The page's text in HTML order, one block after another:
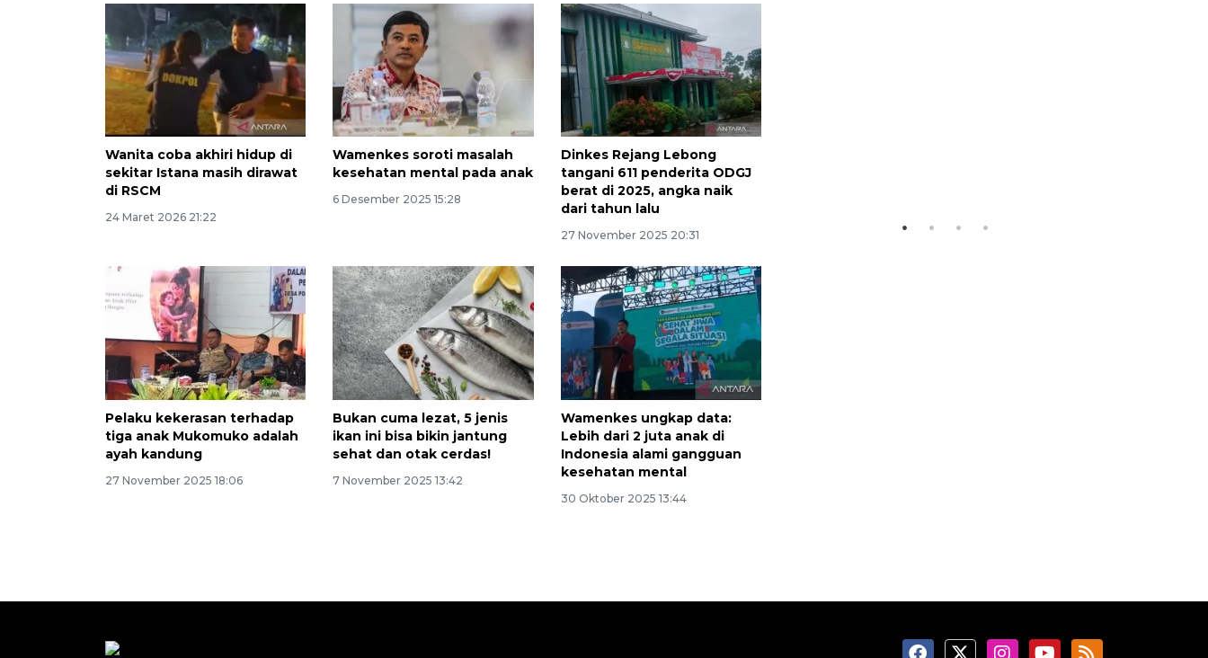
Wanita coba akhiri hidup di
sekitar Istana masih dirawat
di RSCM
24 Maret 2026 21:22
Wamenkes soroti masalah
kesehatan mental pada anak
6 Desember 2025 15:28
Dinkes Rejang Lebong
tangani 611 penderita ODGJ
berat di 2025, angka naik
dari tahun lalu
27 November 2025 20:31
Pelaku kekerasan terhadap
tiga anak Mukomuko adalah
ayah kandung
27 November 2025 18:06
Bukan cuma lezat, 5 jenis
ikan ini bisa bikin jantung
sehat dan otak cerdas!
7 November 2025 13:42
Wamenkes ungkap data:
Lebih dari 2 juta anak di
Indonesia alami gangguan
kesehatan mental
30 Oktober 2025 13:44
Awas penipuan berbasis AI
2026-08-07 13:45:00